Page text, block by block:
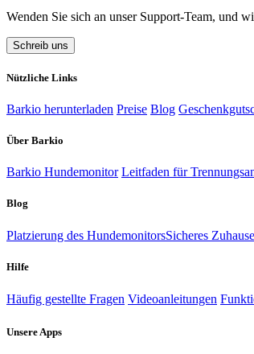
Wenden Sie sich an unser Support-Team, und
Schreib uns
Nützliche Links
Barkio herunterladen Preise Blog
Über Barkio
Barkio Hundemonitor Leitfaden für
Blog
Platzierung des HundemonitorsSicheres
Hilfe
Häufig gestellte Fragen Videoanleitungen
Unsere Apps